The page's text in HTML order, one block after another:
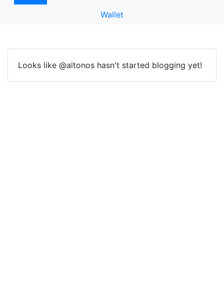
Wallet
Looks like @altonos hasn't started blogging yet!